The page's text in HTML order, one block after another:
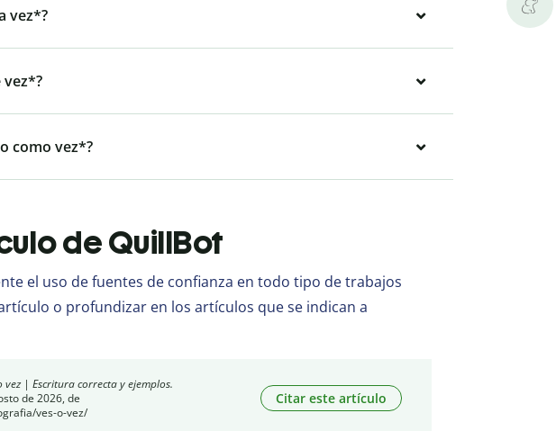
vez*?
vez*?
como vez*?
de QuillBot
el uso de fuentes de confianza en todo tipo de trabajos
o profundizar en los artículos que se indican a
vez | Escritura correcta y ejemplos.
de 2026, de
ves-o-vez/
Citar este artículo